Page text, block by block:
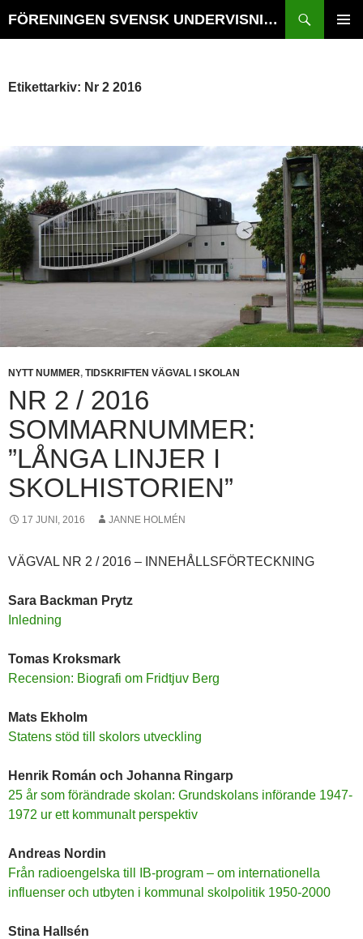
till
FÖRENINGEN SVENSK UNDERVISNINGSHISTORIA // TIDSKRIFTEN VÄGVAL i SKOLANS HISTORIA
Etikettarkiv: Nr 2 2016
NYTT NUMMER, TIDSKRIFTEN VÄGVAL I SKOLAN
NR 2 / 2016
SOMMARNUMMER:
”LÅNGA LINJER I
SKOLHISTORIEN”
17 JUNI, 2016 JANNE HOLMÉN
VÄGVAL NR 2 / 2016 – INNEHÅLLSFÖRTECKNING
Sara Backman Prytz
Inledning
Tomas Kroksmark
Recension: Biografi om Fridtjuv Berg
Mats Ekholm
Statens stöd till skolors utveckling
Henrik Román och Johanna Ringarp
25 år som förändrade skolan: Grundskolans införande 1947-
1972 ur ett kommunalt perspektiv
Andreas Nordin
Från radioengelska till IB-program – om internationella
influenser och utbyten i kommunal skolpolitik 1950-2000
Stina Hallsén